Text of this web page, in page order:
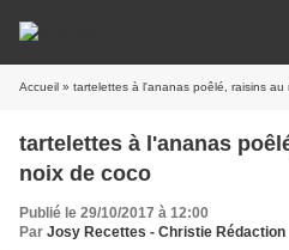
Accueil » tartelettes à l'ananas poêlé, raisins au
tartelettes à l'ananas
noix de coco
Publié le 29/10/2017 à 12:00
Par Josy Recettes - Christie Rédaction